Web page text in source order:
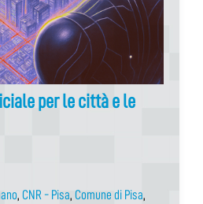
per le città e le
, CNR - Pisa, Comune di Pisa,